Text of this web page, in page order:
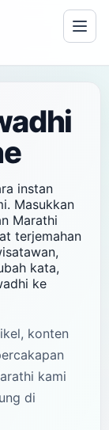
instan
Masukkan
Marathi
terjemahan
kata,
ke
konten
kami
di